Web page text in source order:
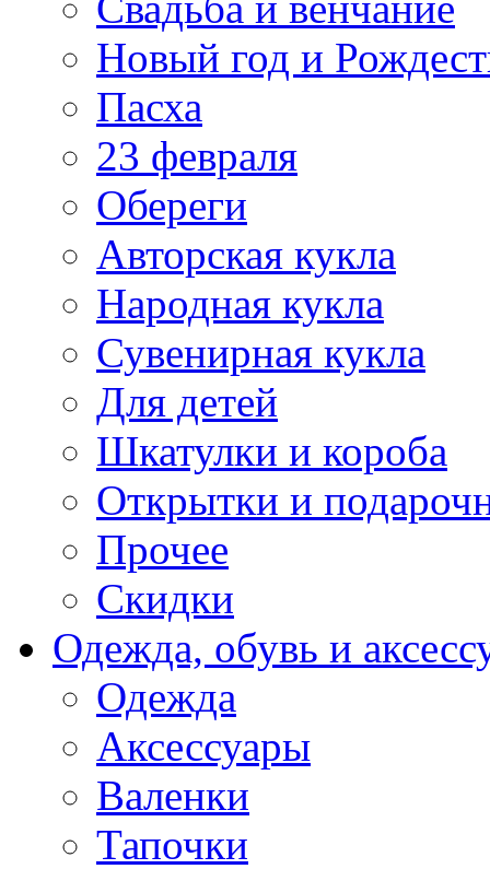
Новый год и
Пасха
23 февраля
Обереги
Авторская кукла
Народная кукла
Сувенирная кукла
Для детей
Шкатулки и короба
Открытки и
Прочее
Скидки
Одежда, обувь и
Одежда
Аксессуары
Валенки
Тапочки